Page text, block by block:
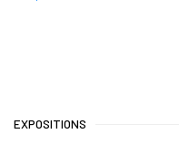
EXPOSITIONS